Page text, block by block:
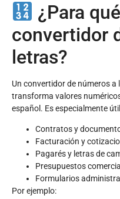
¿Para
convertidor
letras?
Un convertidor de números
transforma valores
español. Es especialmente
Contratos y
Facturación y
Pagarés y letras de
Presupuestos
Formularios
Por ejemplo: